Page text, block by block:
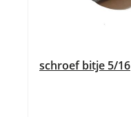
schroef bitje 5/16